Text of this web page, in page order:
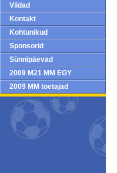
Viidad
Kontakt
Kohtunikud
Sponsorid
Sünnipäevad
2009 M21 MM EGY
2009 MM toetajad